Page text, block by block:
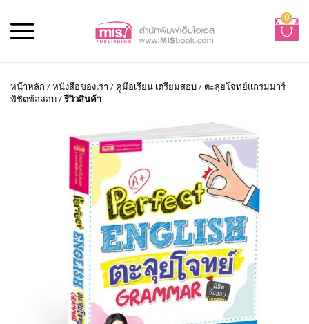
0
หน้าหลัก /หนังสือของเรา / คู่มือเรียน เตรียมสอบ/ ตะลุยโจทย์แกรมมาร์
พิชิตข้อสอบ/รีวิวสินค้า